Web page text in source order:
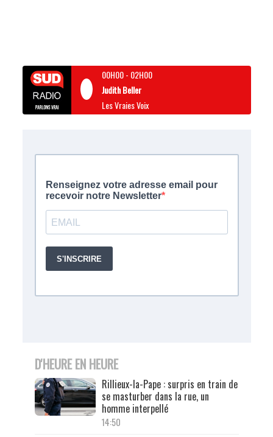
00H00- 02H00
Judith Beller
Les Vraies Voix
D'HEURE EN HEURE
Rillieux-la-Pape : surpris en train de
se masturber dans la rue, un
homme interpellé
14:50